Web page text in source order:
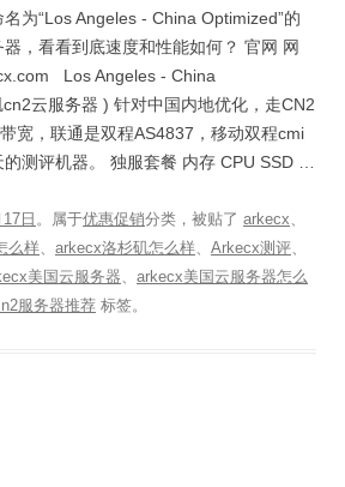
为“Los Angeles - China Optimized”的
，看看到底速度和性能如何？ 官网 网
Los Angeles - China
云服务器 ) 针对中国内地优化，走CN2
宽，联通是双程AS4837，移动双程cmi
测评机器。 独服套餐 内存 CPU SSD …
日 。属于优惠促销分类，被贴了 arkecx、
么样、 arkecx洛杉矶怎么样、 Arkecx测评、
美国云服务器、 arkecx美国云服务器怎么
服务器推荐 标签。